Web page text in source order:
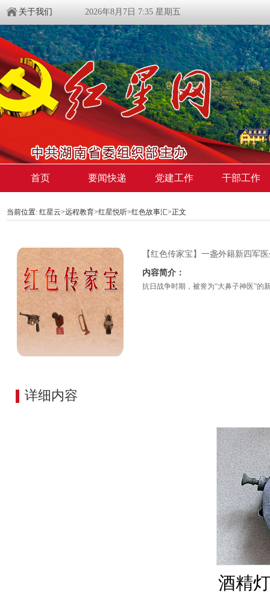
关于我们 2026年8月7日 7:35 星期五
首页 要闻快递 党建工作 干部工作
当前位置: 红星云>远程教育>红星悦听>红色故事汇>正文
【红色传家宝】一盏外籍新四军
内容简介：
抗日战争时期，被誉为“大鼻子神医”
详细内容
酒精